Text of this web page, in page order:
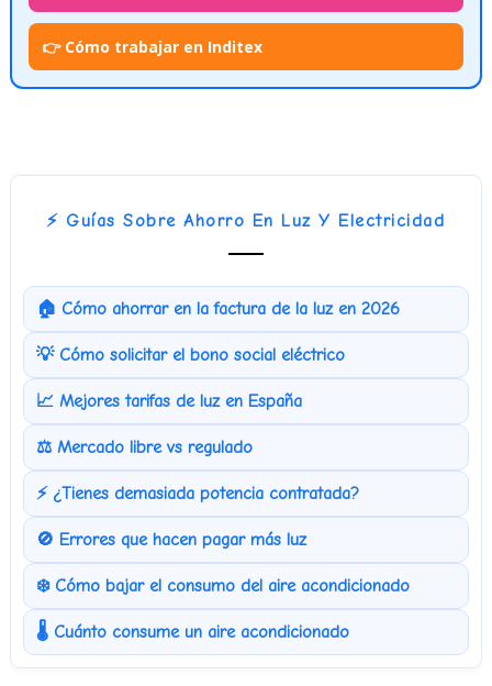
👉 Cómo trabajar en Inditex
⚡ Guías Sobre Ahorro En Luz Y Electricidad
🏠 Cómo ahorrar en la factura de la luz en 2026
💡 Cómo solicitar el bono social eléctrico
📈 Mejores tarifas de luz en España
⚖️ Mercado libre vs regulado
⚡ ¿Tienes demasiada potencia contratada?
🚫 Errores que hacen pagar más luz
❄️ Cómo bajar el consumo del aire acondicionado
🌡️ Cuánto consume un aire acondicionado